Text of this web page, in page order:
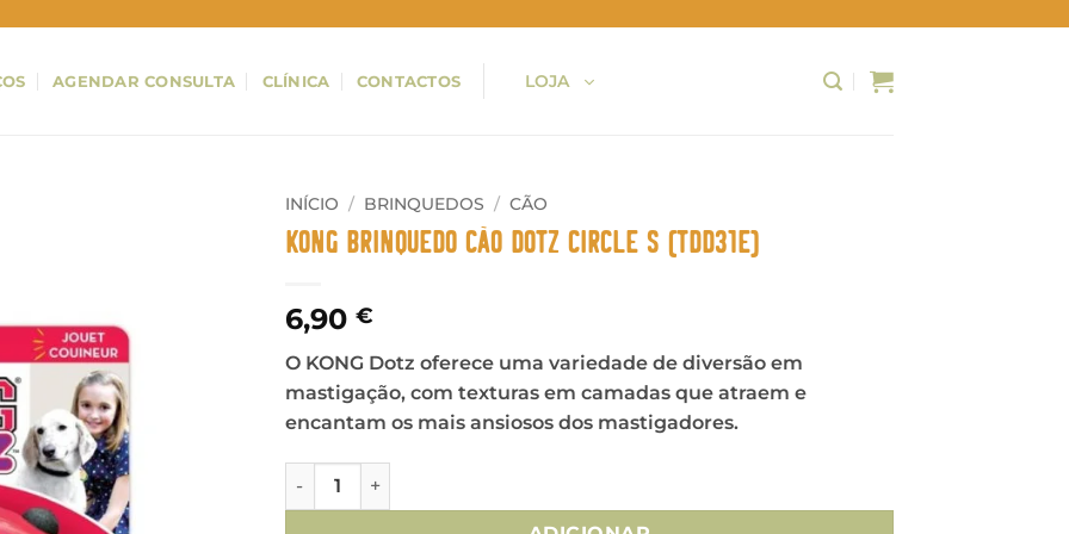
AGENDAR CONSULTA CLÍNICA CONTACTOS LOJA
INÍCIO / BRINQUEDOS / CÃO
Kong Brinquedo Cão Dotz Circle S (TDD31E)
6,90 €
O KONG Dotz oferece uma variedade de diversão em
mastigação, com texturas em camadas que atraem e
encantam os mais ansiosos dos mastigadores.
Quantidade de Kong Brinquedo Cão Dotz Circle S (TDD31E)